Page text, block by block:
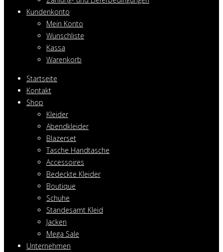
Kundenkonto
Mein Konto
Wunschliste
Kassa
Warenkorb
Startseite
Kontakt
Shop
Kleider
Abendkleider
Blazerset
Tasche Handtasche
Accessoires
Bedeckte Kleider
Boutique
Schuhe
Standesamt Kleid
Jacken
Mega Sale
Unternehmen